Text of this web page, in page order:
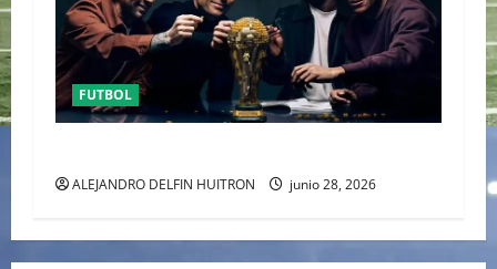
FUTBOL
ALEJANDRO DELFIN HUITRON junio 28, 2026